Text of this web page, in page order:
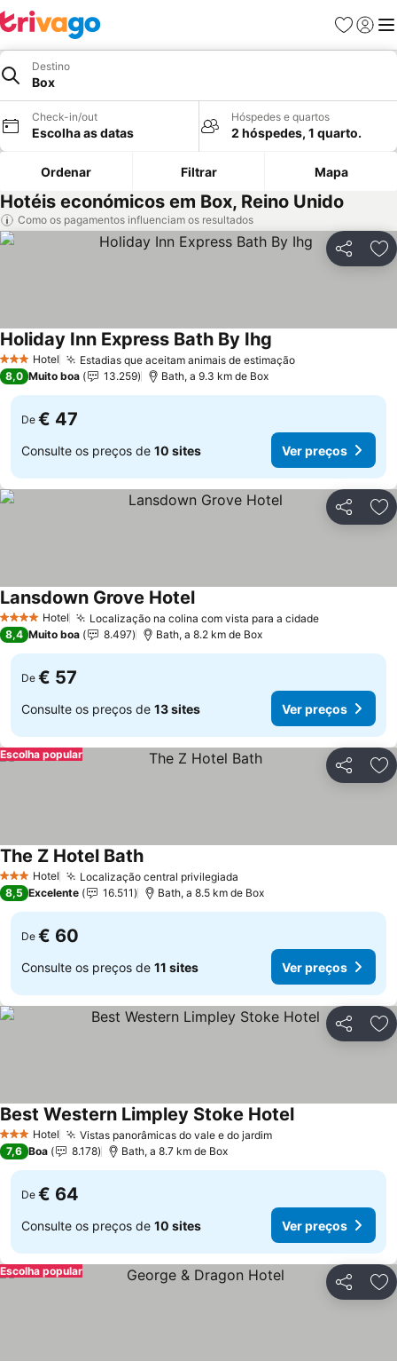
Favoritos
Iniciar
Destino
Box
Check-in/out
Escolha as datas
Hóspedes e quartos
2 hóspedes, 1 quarto.
Ordenar Filtrar Mapa
Hotéis económicos em Box, Reino Unido
Como os pagamentos influenciam os resultados
Partilhar
3 EstrelasHotel Estadias que aceitam animais de estimação
Holiday Inn Express Bath By Ihg
8,0 Muito boa 13.259 Bath, a 9.3 km de Box
De € 47
Consulte os preços de 10 sites Ver preços
Partilhar
4 EstrelasHotel Localização na colina com vista para a cidade
Lansdown Grove Hotel
8,4 Muito boa 8.497 Bath, a 8.2 km de Box
De € 57
Consulte os preços de 13 sites Ver preços
Partilhar
Escolha popular
3 EstrelasHotel Localização central privilegiada
The Z Hotel Bath
8,5 Excelente 16.511 Bath, a 8.5 km de Box
De € 60
Consulte os preços de 11 sites Ver preços
Partilhar
3 EstrelasHotel Vistas panorâmicas do vale e do jardim
Best Western Limpley Stoke Hotel
7,6 Boa 8.178 Bath, a 8.7 km de Box
De € 64
Consulte os preços de 10 sites Ver preços
Partilhar
Escolha popular